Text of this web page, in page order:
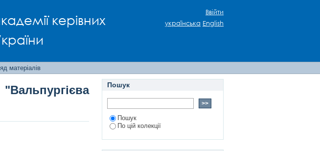
керівних
"Вальпургієва ніч" кріз призму
Ввійти
українська English
матеріалів
Пошук
Пошук
По цій колекції